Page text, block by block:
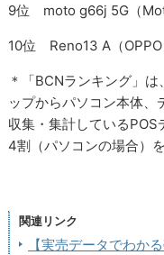
9位 moto g66j 5G（
10位 Reno13 A（OPPO
＊「BCNランキング」
ップからパソコン本体、
収集・集計している
4割（パソコンの場合）
関連リンク
【実売データでわか